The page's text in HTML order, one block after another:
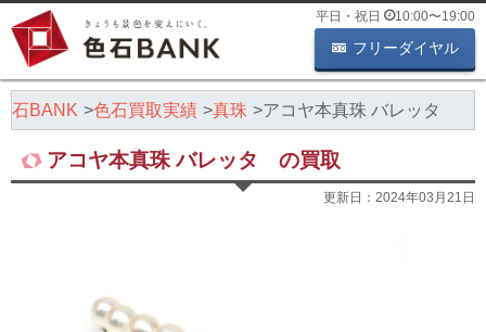
平日・祝日 10:00〜19:00
フリーダイヤル
石BANK 色石買取実績 真珠 アコヤ本真珠 バレッタ
アコヤ本真珠 バレッタ の買取
更新日： 2024年03月21日